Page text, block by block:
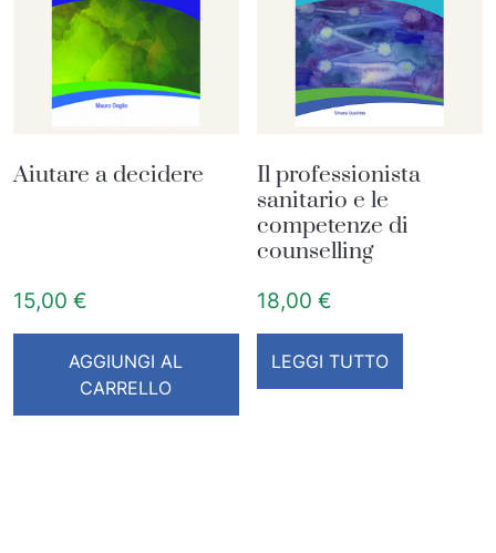
Aiutare a decidere
15,00 €
AGGIUNGI AL
CARRELLO
Il professionista
sanitario e le
competenze di
counselling
18,00€
LEGGI TUTTO